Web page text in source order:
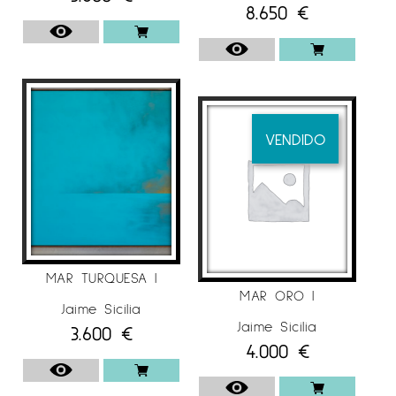
MAR TURQUESA I
Jaime Sicilia
3.600 €
8.650 €
VENDIDO
MAR ORO I
Jaime Sicilia
4.000 €